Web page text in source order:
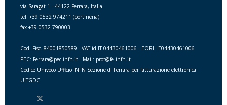
via Saragat 1 - 44122 Ferrara, Italia
tel. +39 0532 974211 (portineria)
fax +39 0532 790003
Cod. Fisc. 84001850589 - VAT id IT 04430461006 - EORI: IT04430461006
PEC: Ferrara@pec.infn.it - Mail: prot@fe.infn.it
Codice Univoco Ufficio INFN Sezione di Ferrara per fatturazione elettronica:
UITGDC